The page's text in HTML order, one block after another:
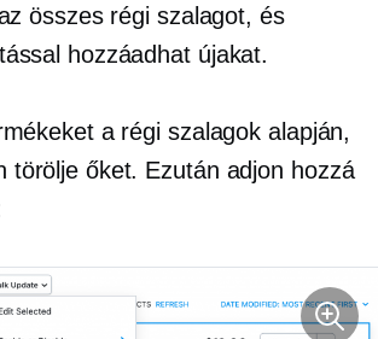
összes régi szalagot, és
hozzáadhat újakat.
a régi szalagok alapján,
törölje őket. Ezután adjon hozzá